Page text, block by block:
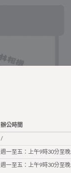
辦公時間
/
週一至五：上午9時30分至
週一至五：上午9時30分至